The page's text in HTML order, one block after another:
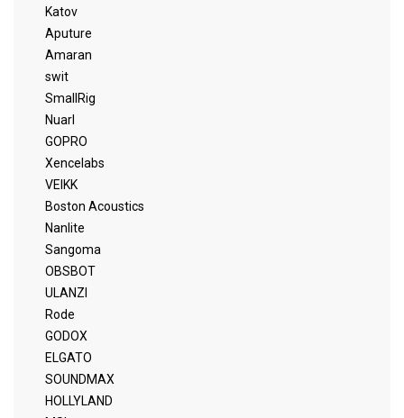
Katov
Aputure
Amaran
swit
SmallRig
Nuarl
GOPRO
Xencelabs
VEIKK
Boston Acoustics
Nanlite
Sangoma
OBSBOT
ULANZI
Rode
GODOX
ELGATO
SOUNDMAX
HOLLYLAND